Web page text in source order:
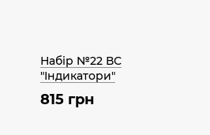
Набір №22 ВС
"Індикатори"
815 грн